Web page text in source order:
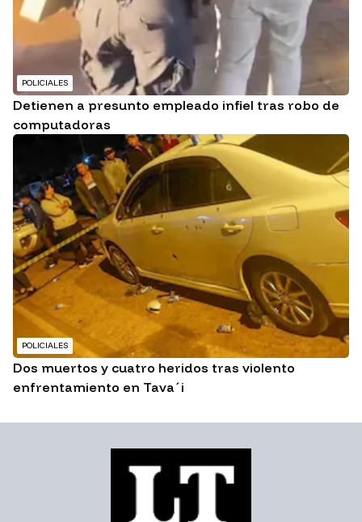
POLICIALES
Detienen a presunto empleado infiel tras robo de
computadoras
POLICIALES
Dos muertos y cuatro heridos tras violento
enfrentamiento en Tava´i